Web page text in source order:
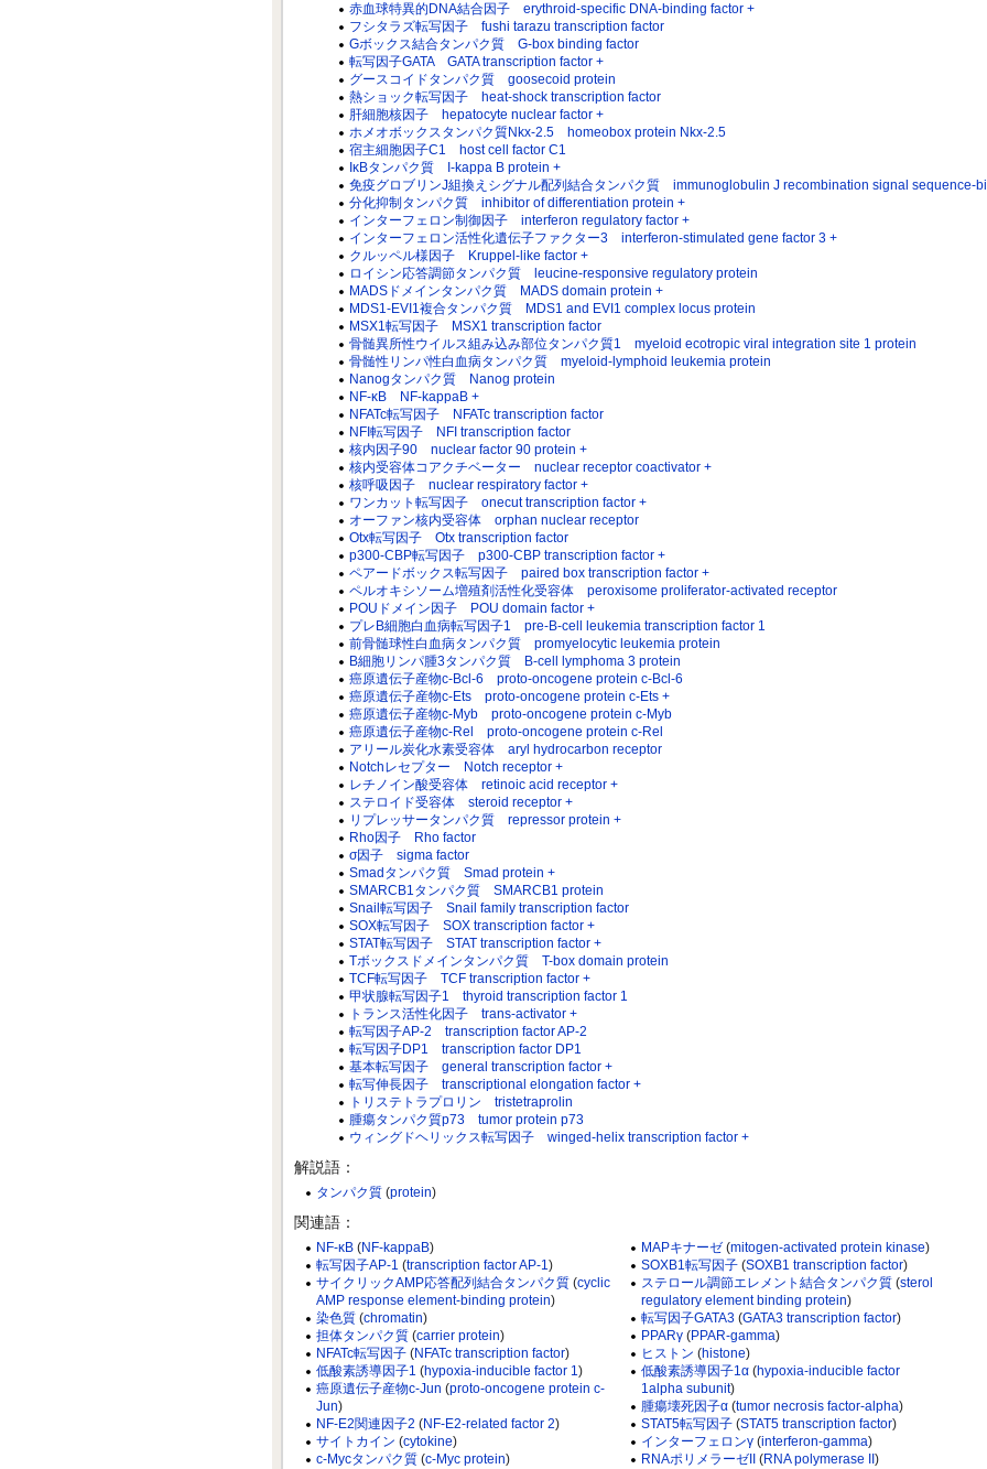
赤血球特異的DNA結合因子 erythroid-specific DNA-binding factor +
フシタラズ転写因子 fushi tarazu transcription factor
Gボックス結合タンパク質 G-box binding factor
転写因子GATA GATA transcription factor +
グースコイドタンパク質 goosecoid protein
熱ショック転写因子 heat-shock transcription factor
肝細胞核因子 hepatocyte nuclear factor +
ホメオボックスタンパク質Nkx-2.5 homeobox protein Nkx-2.5
宿主細胞因子C1 host cell factor C1
IκBタンパク質 I-kappa B protein +
免疫グロブリンJ組換えシグナル配列結合タンパク質 immunoglobulin J recombination signal sequence-
分化抑制タンパク質 inhibitor of differentiation protein +
インターフェロン制御因子 interferon regulatory factor +
インターフェロン活性化遺伝子ファクター3 interferon-stimulated gene factor 3 +
クルッペル様因子 Kruppel-like factor +
ロイシン応答調節タンパク質 leucine-responsive regulatory protein
MADSドメインタンパク質 MADS domain protein +
MDS1-EVI1複合タンパク質 MDS1 and EVI1 complex locus protein
MSX1転写因子 MSX1 transcription factor
骨髄異所性ウイルス組み込み部位タンパク質1 myeloid ecotropic viral integration site 1 protein
骨髄性リンパ性白血病タンパク質 myeloid-lymphoid leukemia protein
Nanogタンパク質 Nanog protein
NF-κB NF-kappaB +
NFATc転写因子 NFATc transcription factor
NFI転写因子 NFI transcription factor
核内因子90 nuclear factor 90 protein +
核内受容体コアクチベーター nuclear receptor coactivator +
核呼吸因子 nuclear respiratory factor +
ワンカット転写因子 onecut transcription factor +
オーファン核内受容体 orphan nuclear receptor
Otx転写因子 Otx transcription factor
p300-CBP転写因子 p300-CBP transcription factor +
ペアードボックス転写因子 paired box transcription factor +
ペルオキシソーム増殖剤活性化受容体 peroxisome proliferator-activated receptor
POUドメイン因子 POU domain factor +
プレB細胞白血病転写因子1 pre-B-cell leukemia transcription factor 1
前骨髄球性白血病タンパク質 promyelocytic leukemia protein
B細胞リンパ腫3タンパク質 B-cell lymphoma 3 protein
癌原遺伝子産物c-Bcl-6 proto-oncogene protein c-Bcl-6
癌原遺伝子産物c-Ets proto-oncogene protein c-Ets +
癌原遺伝子産物c-Myb proto-oncogene protein c-Myb
癌原遺伝子産物c-Rel proto-oncogene protein c-Rel
アリール炭化水素受容体 aryl hydrocarbon receptor
Notchレセプター Notch receptor +
レチノイン酸受容体 retinoic acid receptor +
ステロイド受容体 steroid receptor +
リプレッサータンパク質 repressor protein +
Rho因子 Rho factor
σ因子 sigma factor
Smadタンパク質 Smad protein +
SMARCB1タンパク質 SMARCB1 protein
Snail転写因子 Snail family transcription factor
SOX転写因子 SOX transcription factor +
STAT転写因子 STAT transcription factor +
Tボックスドメインタンパク質 T-box domain protein
TCF転写因子 TCF transcription factor +
甲状腺転写因子1 thyroid transcription factor 1
トランス活性化因子 trans-activator +
転写因子AP-2 transcription factor AP-2
転写因子DP1 transcription factor DP1
基本転写因子 general transcription factor +
転写伸長因子 transcriptional elongation factor +
トリステトラプロリン tristetraprolin
腫瘍タンパク質p73 tumor protein p73
ウィングドヘリックス転写因子 winged-helix transcription factor +
解説語：
タンパク質 (protein)
関連語：
NF-κB (NF-kappaB)
転写因子AP-1 (transcription factor AP-1)
サイクリックAMP応答配列結合タンパク質 (cyclic
AMP response element-binding protein)
染色質 (chromatin)
担体タンパク質 (carrier protein)
NFATc転写因子 (NFATc transcription factor)
低酸素誘導因子1 (hypoxia-inducible factor 1)
癌原遺伝子産物c-Jun (proto-oncogene protein c-
Jun)
NF-E2関連因子2 (NF-E2-related factor 2)
サイトカイン (cytokine)
c-Mycタンパク質 (c-Myc protein)
MAPキナーゼ (mitogen-activated protein kinase)
SOXB1転写因子 (SOXB1 transcription factor)
ステロール調節エレメント結合タンパク質 (sterol
regulatory element binding protein)
転写因子GATA3 (GATA3 transcription factor)
PPARγ (PPAR-gamma)
ヒストン (histone)
低酸素誘導因子1α (hypoxia-inducible factor
1alpha subunit)
腫瘍壊死因子α (tumor necrosis factor-alpha)
STAT5転写因子 (STAT5 transcription factor)
インターフェロンγ (interferon-gamma)
RNAポリメラーゼII
(RNA polymerase II )